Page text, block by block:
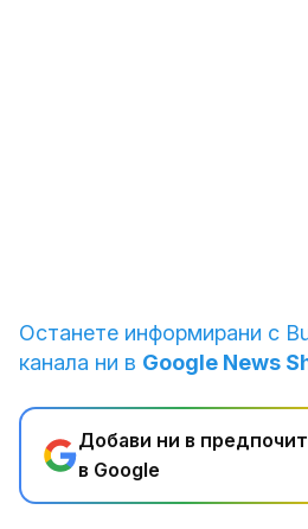
Останете информирани с
канала ни в Google News
Добави ни в
в Google